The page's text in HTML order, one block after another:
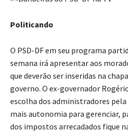
Politicando
O PSD-DF em seu programa
semana irá apresentar aos
que deverão ser inseridas na
governo. O ex-governador
escolha dos administradores pela
mais autonomia para gerenciar,
dos impostos arrecadados fique